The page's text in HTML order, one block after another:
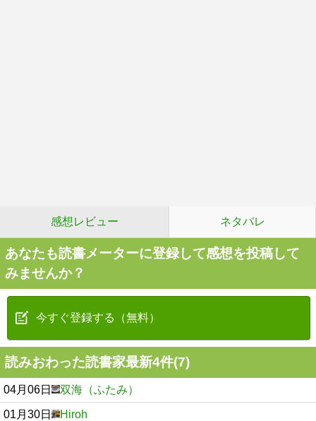
感想レビュー ネタバレ
あなたも読書メーターに登録して感想を投稿して
みませんか？
今すぐ登録する（無料）
読みおわった読書家最新4件(7)
04月06日 双海（ふたみ）
01月30日 Hiroh